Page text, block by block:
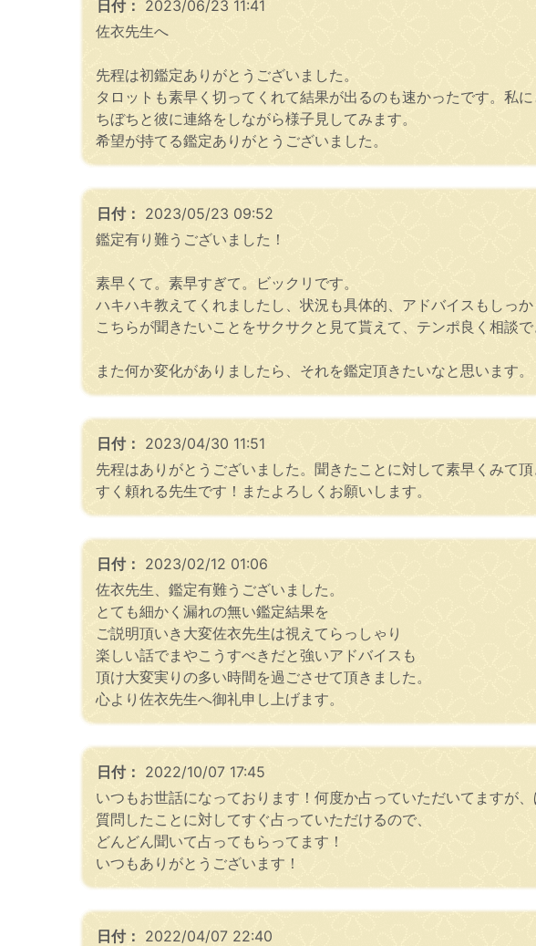
日付： 2023/06/23 11:41
佐衣先生へ
先程は初鑑定ありがとうございました。
タロットも素早く切ってくれて結果が出るのも速かったです。私
ちぼちと彼に連絡をしながら様子見してみます。
希望が持てる鑑定ありがとうございました。
日付： 2023/05/23 09:52
鑑定有り難うございました！
素早くて。素早すぎて。ビックリです。
ハキハキ教えてくれましたし、状況も具体的、アドバイスもしっか
こちらが聞きたいことをサクサクと見て貰えて、テンポ良く相談で
また何か変化がありましたら、それを鑑定頂きたいなと思います。
日付： 2023/04/30 11:51
先程はありがとうございました。聞きたことに対して素早くみて
すく頼れる先生です！またよろしくお願いします。
日付： 2023/02/12 01:06
佐衣先生、鑑定有難うございました。
とても細かく漏れの無い鑑定結果を
ご説明頂いき大変佐衣先生は視えてらっしゃり
楽しい話でまやこうすべきだと強いアドバイスも
頂け大変実りの多い時間を過ごさせて頂きました。
心より佐衣先生へ御礼申し上げます。
日付： 2022/10/07 17:45
いつもお世話になっております！何度か占っていただいてますが、
質問したことに対してすぐ占っていただけるので、
どんどん聞いて占ってもらってます！
いつもありがとうございます！
日付： 2022/04/07 22:40